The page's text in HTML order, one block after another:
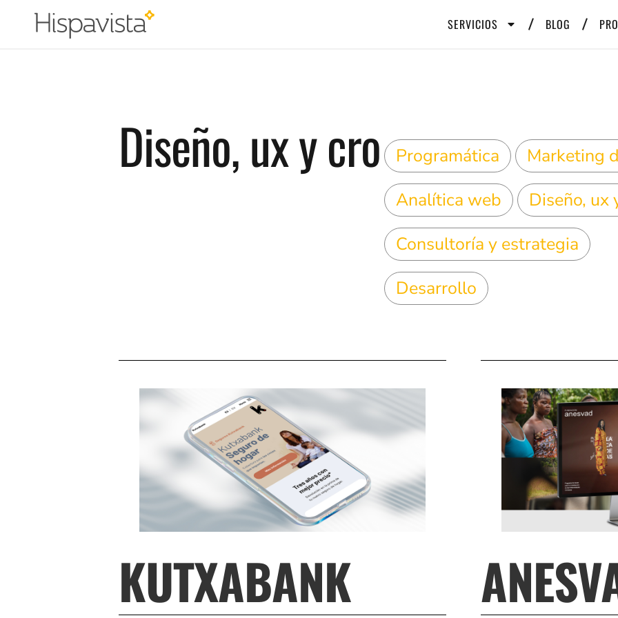
SERVICIOS BLOG
Diseño, ux y cro Programática
Marketing
Analítica web
Diseño, ux
Consultoría y estrategia
Desarrollo
KUTXABANK